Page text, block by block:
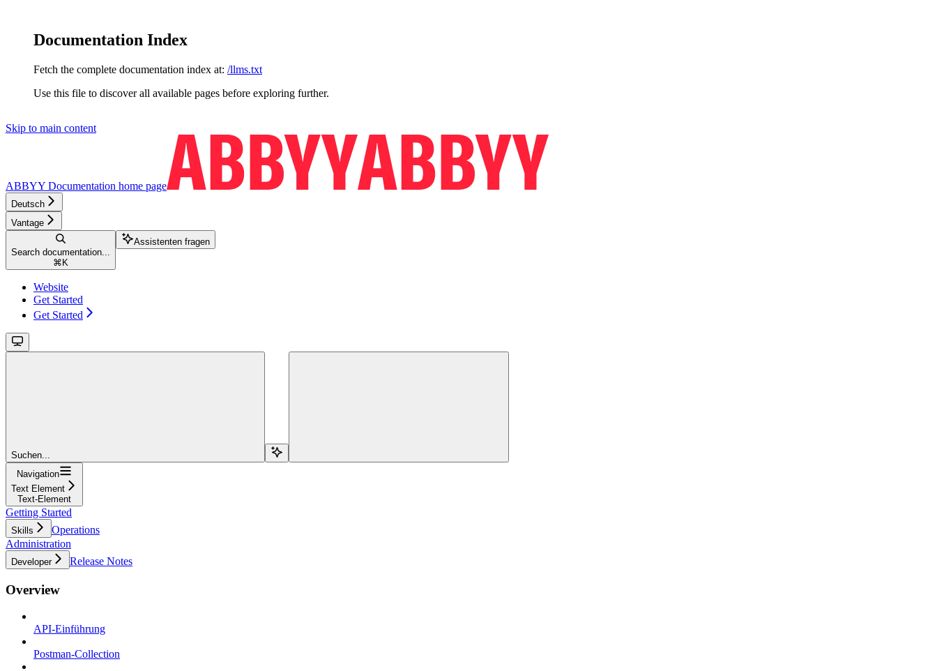
Documentation Index
Fetch the complete documentation index at: /llms.txt
Use this file to discover all available pages before exploring further.
Skip to main content
ABBYY Documentation home page
Deutsch
Vantage
Search documentation...
⌘ K
Assistenten fragen
Website
Get Started
Get Started
Suchen...
Navigation
Text Element
Text-Element
Getting Started
Skills
Operations
Administration
Developer Release Notes
Overview
API-Einführung
Postman-Collection